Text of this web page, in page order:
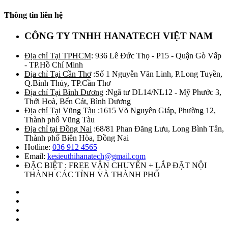
Thông tin liên hệ
CÔNG TY TNHH HANATECH VIỆT NAM
Địa chỉ Tại TPHCM: 936 Lê Đức Thọ - P15 - Quận Gò Vấp
- TP.Hồ Chí Minh
Địa chỉ Tại Cần Thơ:Số 1 Nguyễn Văn Linh, P.Long Tuyền,
Q.Bình Thủy, TP.Cần Thơ
Địa chỉ Tại Bình Dương :Ngã tư DL14/NL12 - Mỹ Phước 3,
Thới Hoà, Bến Cát, Bình Dương
Địa chỉ Tại Vũng Tàu :1615 Võ Nguyên Giáp, Phường 12,
Thành phố Vũng Tàu
Địa chỉ tại Đồng Nai :68/81 Phan Đăng Lưu, Long Bình Tân,
Thành phố Biên Hòa, Đồng Nai
Hotline: 036 912 4565
Email: kesieuthihanatech@gmail.com
ĐẶC BIỆT : FREE VẬN CHUYỂN + LẮP ĐẶT NỘI
THÀNH CÁC TỈNH VÀ THÀNH PHỐ